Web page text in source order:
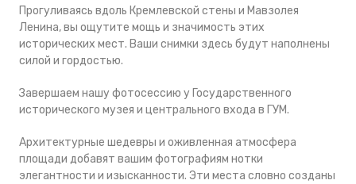
Прогуливаясь вдоль Кремлевской стены и Мавзолея
Ленина, вы ощутите мощь и значимость этих
исторических мест. Ваши снимки здесь будут наполнены
силой и гордостью.
Завершаем нашу фотосессию у Государственного
исторического музея и центрального входа в ГУМ.
Архитектурные шедевры и оживленная атмосфера
площади добавят вашим фотографиям нотки
элегантности и изысканности. Эти места словно созданы